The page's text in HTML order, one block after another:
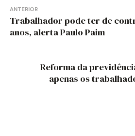
Navegação
de
ANTERIOR
Trabalhador pode ter de
anos, alerta Paulo Paim
Reforma da
apenas os